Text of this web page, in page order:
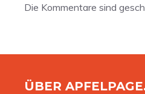
Die Kommentare sind
ÜBER